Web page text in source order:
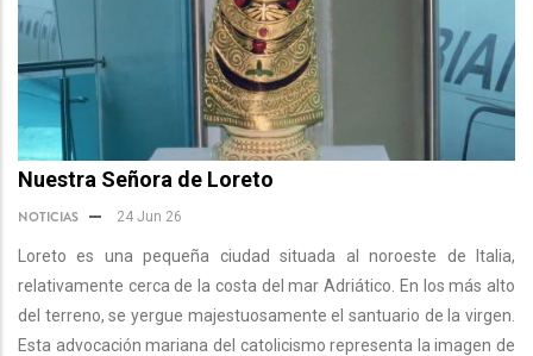
Nuestra Señora de Loreto
NOTICIAS 24 Jun 26
Loreto es una pequeña ciudad situada al noroeste de Italia,
relativamente cerca de la costa del mar Adriático. En los más alto
del terreno, se yergue majestuosamente el santuario de la virgen.
Esta advocación mariana del catolicismo representa la imagen de